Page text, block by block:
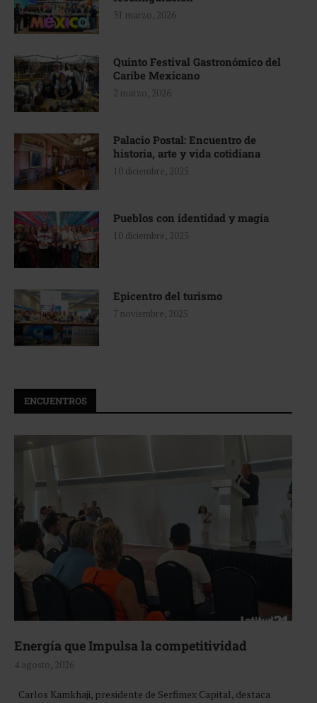
31 marzo, 2026
Quinto Festival Gastronómico del
Caribe Mexicano
2 marzo, 2026
Palacio Postal: Encuentro de
historia, arte y vida cotidiana
10 diciembre, 2025
Pueblos con identidad y magia
10 diciembre, 2025
Epicentro del turismo
7 noviembre, 2025
ENCUENTROS
Energía que Impulsa la competitividad
4 agosto, 2026
Carlos Kamkhaji, presidente de Serfimex Capital, destaca